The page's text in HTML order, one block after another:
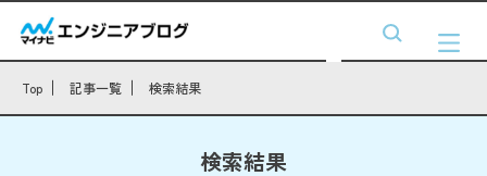
Top 記事一覧 検索結果
検索結果